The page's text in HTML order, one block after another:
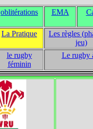
oblitérations EMA
La Pratique
Les règles
jeu)
le rugby
féminin
Le rugby